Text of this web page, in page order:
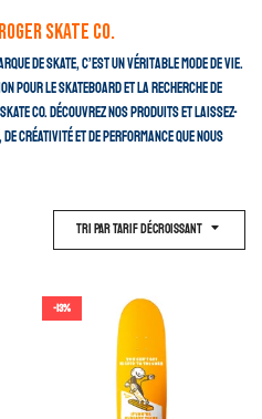
Skate Co.
de skate, c’est un véritable mode de vie.
pour le skateboard et la recherche de
Co. Découvrez nos produits et laissez-
créativité et de performance que nous
Tri Par Tarif Décroissant
-13%